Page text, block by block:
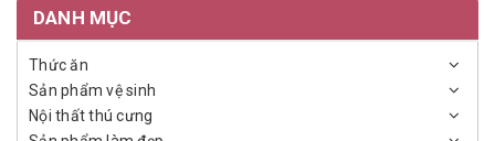
DANH MỤC
Thức ăn
Sản phẩm vệ sinh
Nội thất thú cưng